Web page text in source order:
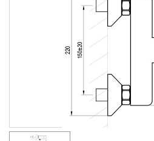
Полотенцесушители
Гидромассаж для ванны
Душевые каналы
Умывальники
Средства ухода